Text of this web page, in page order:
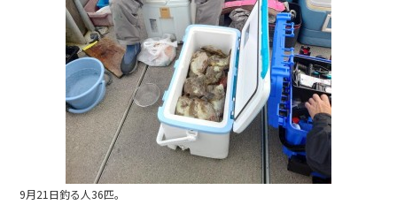
9月21日釣る人36匹。